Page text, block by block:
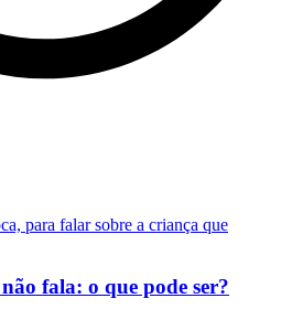
fala: o que pode ser?